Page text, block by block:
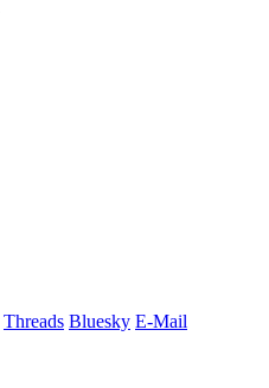
Threads Bluesky E-Mail